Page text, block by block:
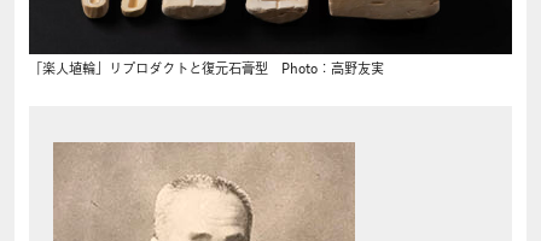
「楽人埴輪」リプロダクトと復元石膏型 Photo：高野友実